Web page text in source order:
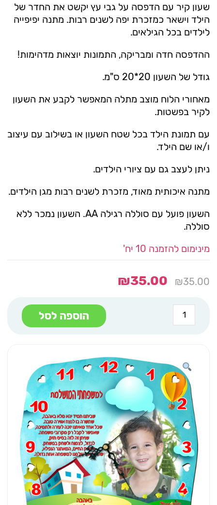
שעון קיר עם הדפסה על גבי עץ יקשט את החדר של
הילד וישאר כמזכרת יפה לשנים רבות. מתנה יפיפייה
לילדים בכל הגילאים.
ההדפסה חדה ומבריקה, התמונות יוצאות מדהימות!
גודל של השעון 20*20 ס"מ.
מאחורי הלוח מוצב מתלה המאפשר לקבע את השעון
לקיר בפשטות.
עם תמונת הילד בכל שטח השעון או בשילוב עם עיצוב
ו/או שם הילד.
ניתן לעצב גם עם ציורי הילדים.
מתנה איכותית מאוד, מזכרת לשנים רבות מגן הילדים.
השעון פועל עם סוללה רגילה AA. השעון נמכר ללא
סוללה.
מינימום להזמנה 10 יח'
₪35.00
₪35.00
כמות
של
שעון
הוספה לסל